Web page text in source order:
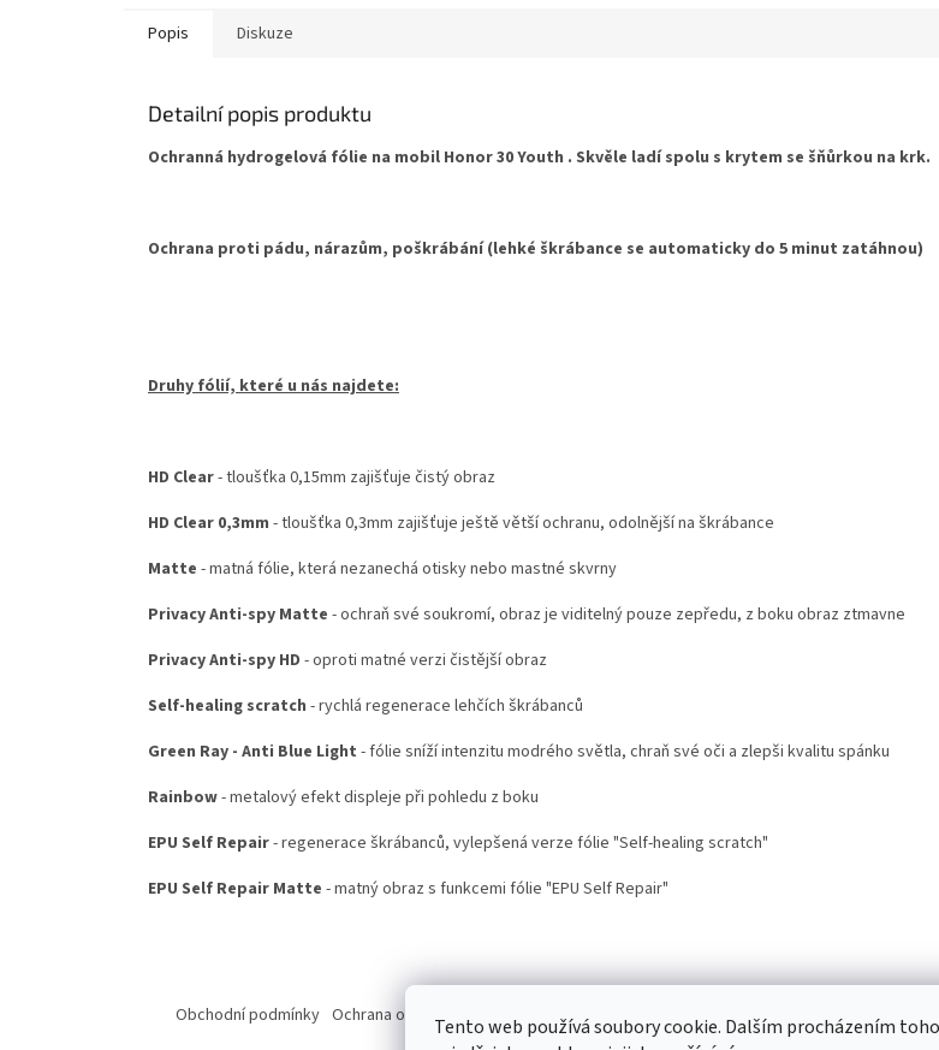
Tento web používá soubory cookie. Dalším procházením
Popis Diskuze
Detailní popis produktu
Ochranná hydrogelová fólie na mobil Honor 30 Youth . Skvěle ladí spolu s krytem se šňůrkou na krk.
Ochrana proti pádu, nárazům, poškrábání (lehké škrábance se automaticky do 5 minut zatáhnou)
Druhy fólií, které u nás najdete:
HD Clear- tloušťka 0,15mm zajišťuje čistý obraz
HD Clear 0,3mm - tloušťka 0,3mm zajišťuje ještě větší ochranu, odolnější na škrábance
Matte - matná fólie, která nezanechá otisky nebo mastné skvrny
Privacy Anti-spy Matte - ochraň své soukromí, obraz je viditelný pouze zepředu, z boku obraz ztmavne
Privacy Anti-spy HD - oproti matné verzi čistější obraz
Self-healing scratch - rychlá regenerace lehčích škrábanců
Green Ray - Anti Blue Light - fólie sníží intenzitu modrého světla, chraň své oči a zlepši kvalitu spánku
Rainbow- metalový efekt displeje při pohledu z boku
EPU Self Repair- regenerace škrábanců, vylepšená verze fólie "Self-healing scratch"
EPU Self Repair Matte - matný obraz s funkcemi fólie "EPU Self Repair"
Obchodní podmínky Ochrana osobních údajů Odstoupení od smlouvy Doprava Kontakt Proč nosit